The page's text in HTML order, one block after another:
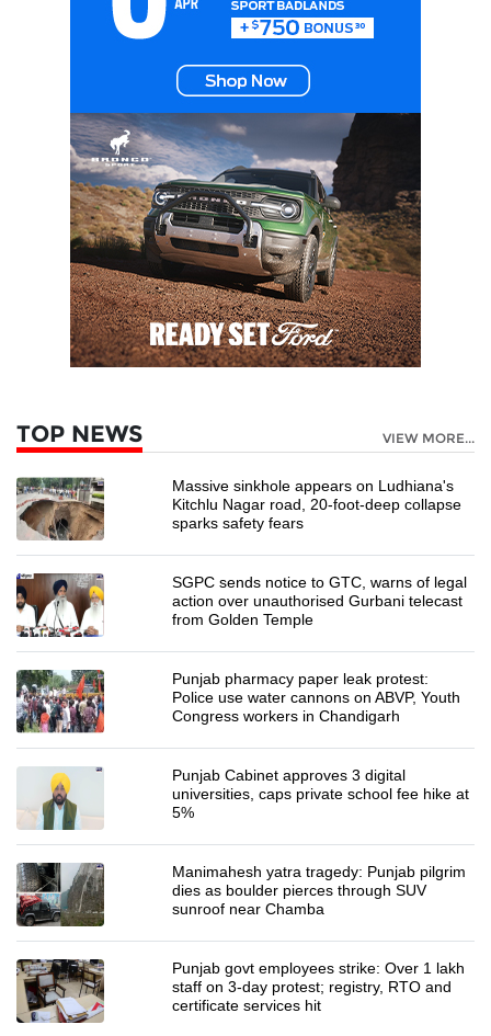
TOP NEWS VIEW MORE...
Massive sinkhole appears on Ludhiana's
Kitchlu Nagar road, 20-foot-deep collapse
sparks safety fears
SGPC sends notice to GTC, warns of legal
action over unauthorised Gurbani telecast
from Golden Temple
Punjab pharmacy paper leak protest:
Police use water cannons on ABVP, Youth
Congress workers in Chandigarh
Punjab Cabinet approves 3 digital
universities, caps private school fee hike at
5%
Manimahesh yatra tragedy: Punjab pilgrim
dies as boulder pierces through SUV
sunroof near Chamba
Punjab govt employees strike: Over 1 lakh
staff on 3-day protest; registry, RTO and
certificate services hit